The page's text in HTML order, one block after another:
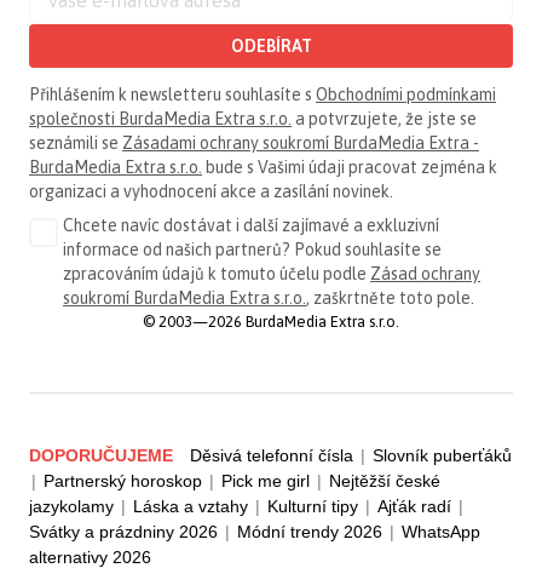
ODEBÍRAT
Přihlášením k newsletteru souhlasíte s Obchodními podmínkami
společnosti BurdaMedia Extra s.r.o. a potvrzujete, že jste se
seznámili se Zásadami ochrany soukromí BurdaMedia Extra -
BurdaMedia Extra s.r.o. bude s Vašimi údaji pracovat zejména k
organizaci a vyhodnocení akce a zasílání novinek.
Chcete navíc dostávat i další zajímavé a exkluzivní
informace od našich partnerů? Pokud souhlasíte se
zpracováním údajů k tomuto účelu podle Zásad ochrany
soukromí BurdaMedia Extra s.r.o. , zaškrtněte toto pole.
© 2003—2026 BurdaMedia Extra s.r.o.
DOPORUČUJEME Děsivá telefonní čísla | Slovník puberťáků
| Partnerský horoskop | Pick me girl | Nejtěžší české
jazykolamy | Láska a vztahy | Kulturní tipy | Ajťák radí |
Svátky a prázdniny 2026 | Módní trendy 2026 | WhatsApp
alternativy 2026